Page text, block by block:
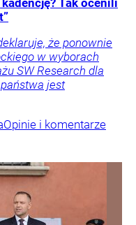
że ponownie
w wyborach
SW Research dla
państwa jest
Opinie i komentarze